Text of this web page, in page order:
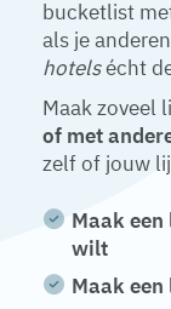
bucketlist
als je
hotelsécht
Maak zoveel
of met
zelf of jouw
Maak
wilt
Maak